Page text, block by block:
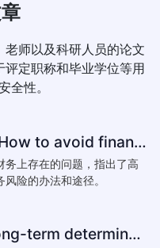
老师以及科研人员的论文
评定职称和毕业学位等用
全性。
高校如何规避财务管理风险How to avoid financial risk management colleges
上存在的问题，指出了高
险的办法和途径。
What are the short and long-term determinants of exchange ra